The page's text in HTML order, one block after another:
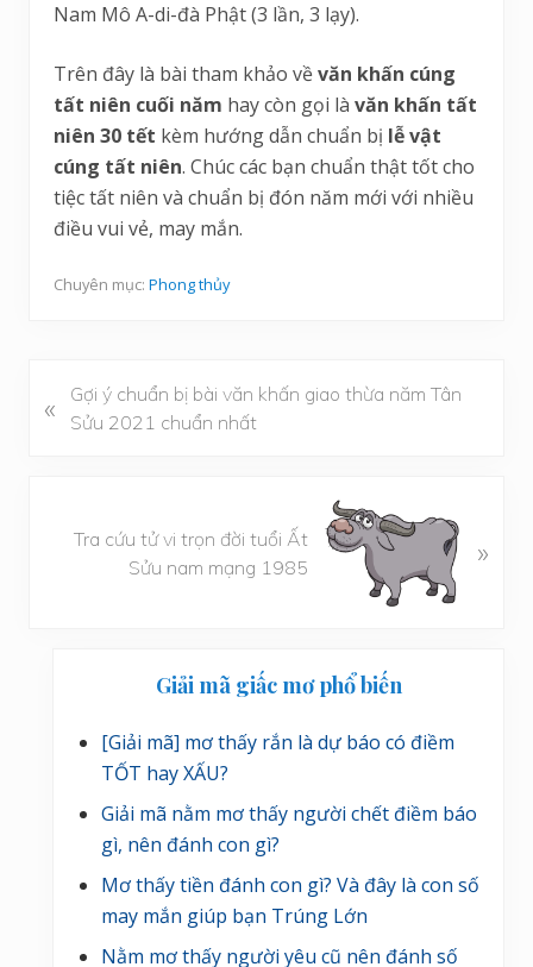
Nam Mô A-di-đà Phật (3 lần, 3 lạy).
Trên đây là bài tham khảo vềvăn khấn cúng
tất niên cuối năm hay còn gọi là văn khấn tất
niên 30 tết kèm hướng dẫn chuẩn bị lễ vật
cúng tất niên. Chúc các bạn chuẩn thật tốt cho
tiệc tất niên và chuẩn bị đón năm mới với nhiều
điều vui vẻ, may mắn.
Chuyên mục: Phong thủy
à
«
Gợi ý chuẩn bị bài văn khấn giao thừa năm Tân
Sửu 2021 chuẩn nhất
Tra cứu tử vi trọn đời tuổi Ất
Sửu nam mạng 1985
»
SidebarGiải mã giấc mơ phổ biến
[Giải mã] mơ thấy rắn là dự báo có điềm
TỐT hay XẤU?
Giải mã nằm mơ thấy người chết điềm báo
gì, nên đánh con gì?
Mơ thấy tiền đánh con gì? Và đây là con số
may mắn giúp bạn Trúng Lớn
Nằm mơ thấy người yêu cũ nên đánh số